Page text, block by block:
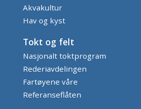
Akvakultur
Hav og kyst
Tokt og felt
Nasjonalt toktprogram
Rederiavdelingen
Fartøyene våre
Referanseflåten